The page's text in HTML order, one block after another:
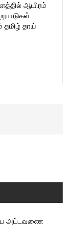
ஆயிரம்
தமிழ் தாய்
அட்டவணை